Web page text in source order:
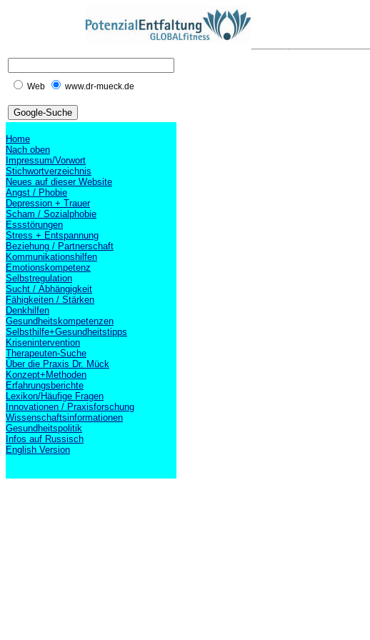
Web www.dr-mueck.de
Home
Nach oben
Impressum/Vorwort
Stichwortverzeichnis
Neues auf dieser Website
Angst / Phobie
Depression + Trauer
Scham / Sozialphobie
Essstörungen
Stress + Entspannung
Beziehung / Partnerschaft
Kommunikationshilfen
Emotionskompetenz
Selbstregulation
Sucht / Abhängigkeit
Fähigkeiten / Stärken
Denkhilfen
Gesundheitskompetenzen
Selbsthilfe+Gesundheitstipps
Krisenintervention
Therapeuten-Suche
Über die Praxis Dr. Mück
Konzept+Methoden
Erfahrungsberichte
Lexikon/Häufige Fragen
Innovationen / Praxisforschung
Wissenschaftsinformationen
Gesundheitspolitik
Infos auf Russisch
English Version